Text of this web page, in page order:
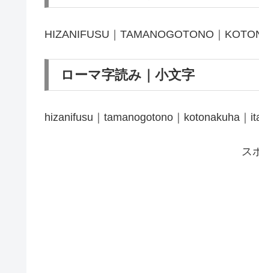
HIZANIFUSU｜TAMANOGOTONO｜
ローマ字読み｜小文字
hizanifusu｜tamanogotono｜kotonakuha｜
ス